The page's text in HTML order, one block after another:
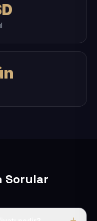
Sorular